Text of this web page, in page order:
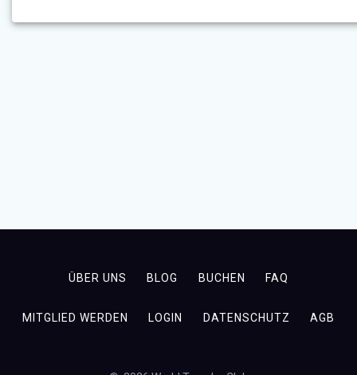
ÜBER UNS BLOG BUCHEN FAQ
MITGLIED WERDEN LOGIN DATENSCHUTZ AGB